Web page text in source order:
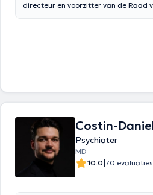
directeur en voorzitter van de Raad
Costin-
Psychiater
MD
10.0|70 evaluaties